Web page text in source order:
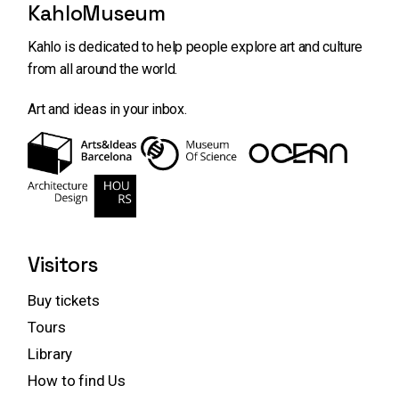
KahloMuseum
Kahlo is dedicated to help people explore art andculture
from all around the world.
Art and ideas in your inbox.
Visitors
Buy tickets
Tours
Library
How to find Us